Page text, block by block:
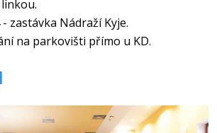
zastávka Nádraží Kyje.
na parkovišti přímo u KD.